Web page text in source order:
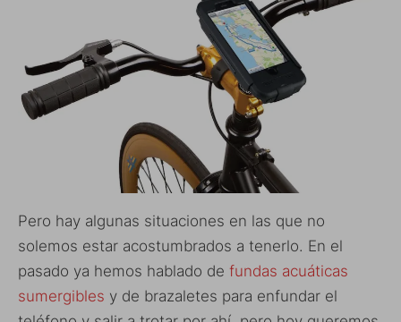
Pero hay algunas situaciones en las que no
solemos estar acostumbrados a tenerlo. En el
pasado ya hemos hablado de fundas acuáticas
sumergibles y de brazaletes para enfundar el